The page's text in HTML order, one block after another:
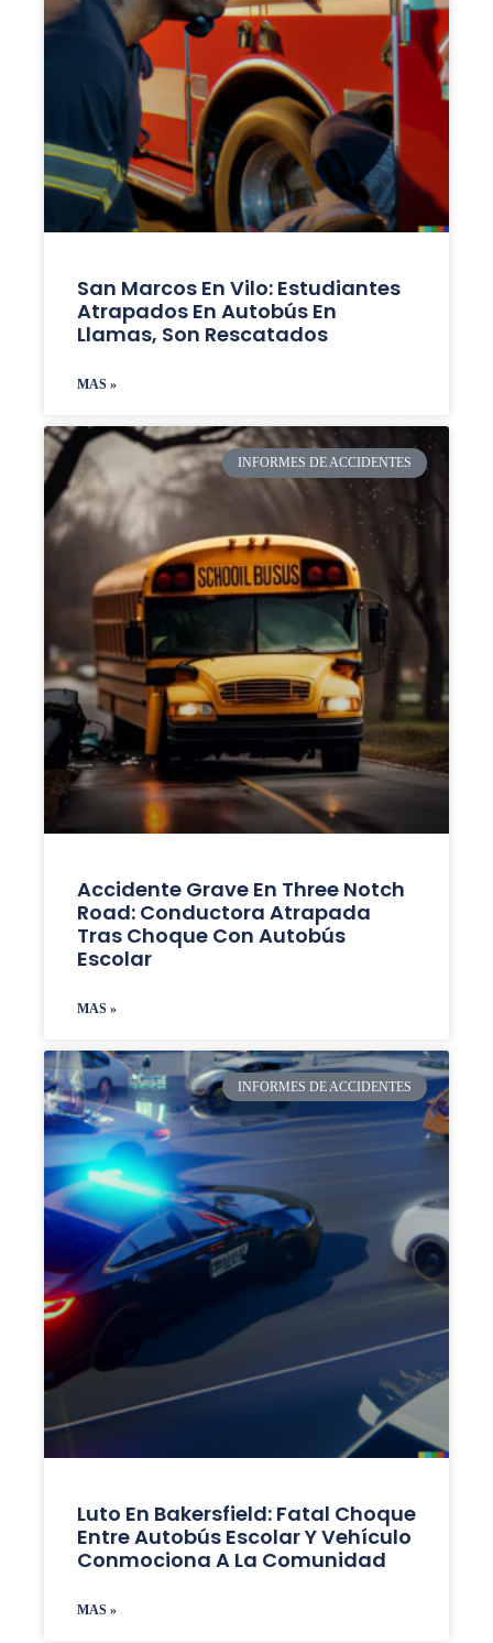
San Marcos En Vilo: Estudiantes
Atrapados En Autobús En
Llamas, Son Rescatados
MAS »
INFORMES DE ACCIDENTES
Accidente Grave En Three Notch
Road: Conductora Atrapada
Tras Choque Con Autobús
Escolar
MAS »
INFORMES DE ACCIDENTES
Luto En Bakersfield: Fatal Choque
Entre Autobús Escolar Y Vehículo
Conmociona A La Comunidad
MAS »